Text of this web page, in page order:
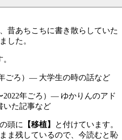
昔あちこちに書き散らしていた
した。
年ごろ）― 大学生の時の話など
2022年ごろ）― ゆかりんのアド
いた記事など
頭に 【移植】
と付けています。
ま残しているので、今読むと恥